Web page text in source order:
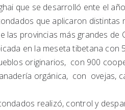
que se desarrolló ente el
que aplicaron distintas
las provincias más grandes de
en la meseta tibetana con
originarios, con 900
orgánica, con ovejas,
realizó, control y